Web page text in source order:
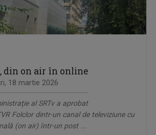
din on air în online
18 martie 2026
al SRTv a aprobat
Folclor dintr-un canal de televiziune cu
(on air) într-un post ...